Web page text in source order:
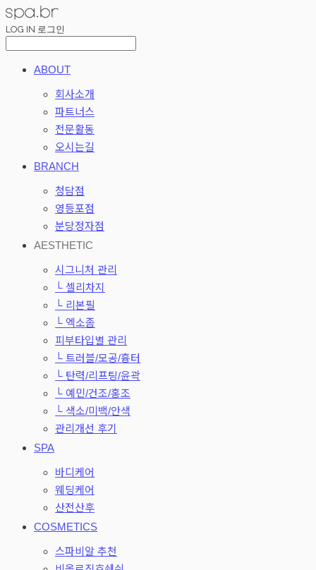
LOG IN 로그인
ABOUT
회사소개
파트너스
전문활동
오시는길
BRANCH
청담점
영등포점
분당정자점
AESTHETIC
시그니처 관리
└ 셀리차지
└ 리본필
└ 엑소좀
피부타입별 관리
└ 트러블/모공/흉터
└ 탄력/리프팅/윤곽
└ 예민/건조/홍조
└ 색소/미백/안색
관리개선 후기
SPA
바디케어
웨딩케어
산전산후
COSMETICS
스파비알 추천